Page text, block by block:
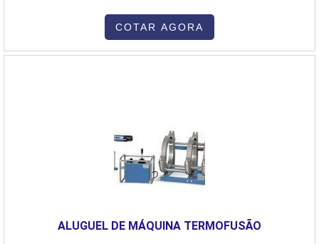
Benefícios - Mais qualidade em termos de aprendizagem,- Melhor
COTAR AGORA
ALUGUEL DE MÁQUINA TERMOFUSÃO